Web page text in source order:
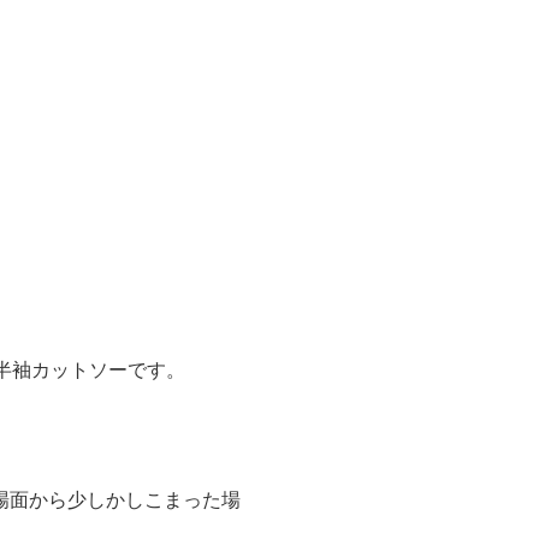
カットソーです。
から少しかしこまった場